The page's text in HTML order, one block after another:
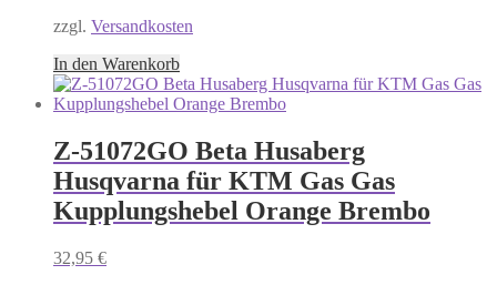
zzgl. Versandkosten
In den Warenkorb
Z-51072GO Beta Husaberg
Husqvarna für KTM Gas Gas
Kupplungshebel Orange Brembo
32,95 €